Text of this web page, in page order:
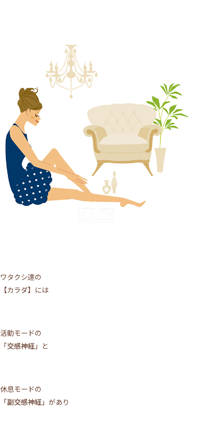
WEB予約する
電話予約
ワタクシ達の
【カラダ】には
活動モードの
「交感神経」 と
休息モードの
「副交感神経」 があり